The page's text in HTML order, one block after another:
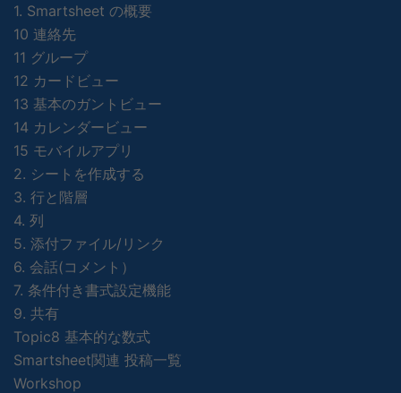
1. Smartsheet の概要
10 連絡先
11 グループ
12 カードビュー
13 基本のガントビュー
14 カレンダービュー
15 モバイルアプリ
2. シートを作成する
3. 行と階層
4. 列
5. 添付ファイル/リンク
6. 会話(コメント）
7. 条件付き書式設定機能
9. 共有
Topic8 基本的な数式
Smartsheet関連 投稿一覧
Workshop